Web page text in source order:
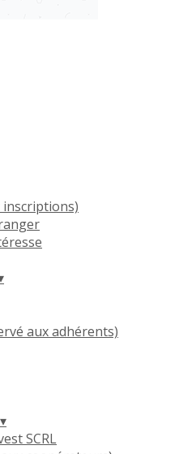
inscriptions)
aux adhérents)
▾
SCRL